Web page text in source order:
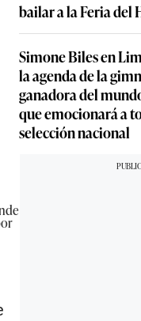
bailar a la Feria del
Simone Biles en
la agenda de la
ganadora del
que emocionará a
selección nacional